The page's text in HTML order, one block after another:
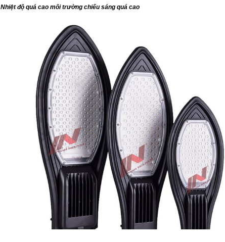
Nhiệt độ quá cao môi trường chiếu sáng quá cao